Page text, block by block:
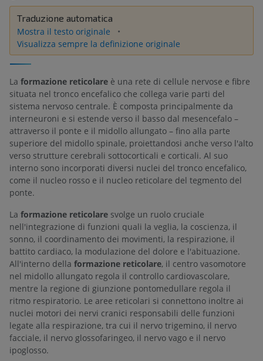
Traduzione automatica
Mostra il testo originale
Visualizza sempre la definizione originale
La formazione reticolare è una rete di cellule nervose e fibre
situata nel tronco encefalico che collega varie parti del
sistema nervoso centrale. È composta principalmente da
interneuroni e si estende verso il basso dal mesencefalo –
attraverso il ponte e il midollo allungato – fino alla parte
superiore del midollo spinale, proiettandosi anche verso l'alto
verso strutture cerebrali sottocorticali e corticali. Al suo
interno sono incorporati diversi nuclei del tronco encefalico,
come il nucleo rosso e il nucleo reticolare del tegmento del
ponte.
La formazione reticolare svolge un ruolo cruciale
nell'integrazione di funzioni quali la veglia, la coscienza, il
sonno, il coordinamento dei movimenti, la respirazione, il
battito cardiaco, la modulazione del dolore e l'abituazione.
All'interno della formazione reticolare, il centro vasomotore
nel midollo allungato regola il controllo cardiovascolare,
mentre la regione di giunzione pontomedullare regola il
ritmo respiratorio. Le aree reticolari si connettono inoltre ai
nuclei motori dei nervi cranici responsabili delle funzioni
legate alla respirazione, tra cui il nervo trigemino, il nervo
facciale, il nervo glossofaringeo, il nervo vago e il nervo
ipoglosso.